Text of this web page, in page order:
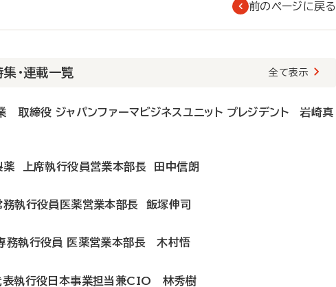
前のページに戻る
・連載一覧 全て表示
業 取締役 ジャパンファーマビジネスユニット プレジデント 岩崎真
製薬 上席執行役員営業本部長 田中信朗
務執行役員医薬営業本部長 飯塚伸司
務執行役員 医薬営業本部長 木村悟
表執行役日本事業担当兼CIO 林秀樹